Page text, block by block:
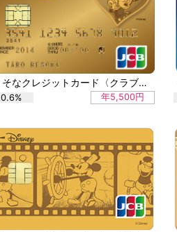
りそなクレジットカード〈クラブポイントプラス〉JCBゴールド（ディズニー・デザイン）
0.6% 年5,500円